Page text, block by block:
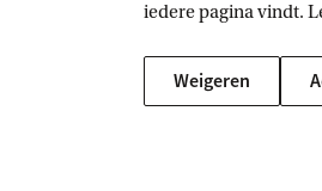
iedere pagina vindt.
Weigeren